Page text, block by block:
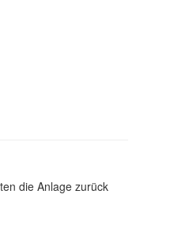
die Anlage zurück